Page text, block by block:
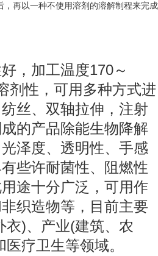
，再以一种不使用溶剂的溶解制程来完成
，加工温度170～
剂性，可用多种方式进
丝、双轴拉伸，注射
的产品除能生物降解
泽度、透明性、手感
些许耐菌性、阻燃性
途十分广泛，可用作
织造物等，目前主要
衣)、产业(建筑、农
疗卫生等领域。